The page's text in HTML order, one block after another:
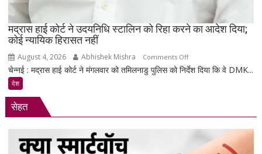
मद्रास हाई कोर्ट ने उदयनिधि स्टालिन को रिहा करने का आदेश दिया;
कोई न्यायिक हिरासत नहीं
August 4, 2026 Abhishek Mishra Comments Offon
मद्रास
चेन्नई : मद्रास हाई कोर्ट ने मंगलवार को तमिलनाडु पुलिस को निर्देश दिया कि वे DMK...
देश
सेहत